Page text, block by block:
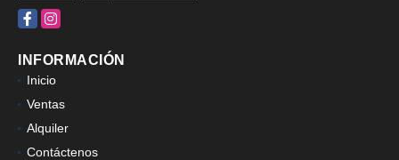
FacebookInstagram
INFORMACIÓN
Inicio
Ventas
Alquiler
Contáctenos